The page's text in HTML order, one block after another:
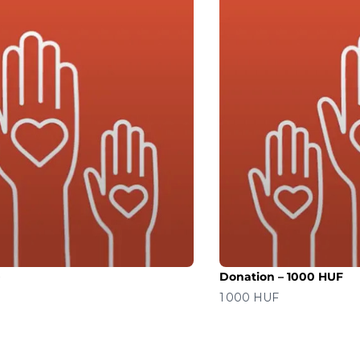
Donation – 1000 HUF
价格
1 000 HUF